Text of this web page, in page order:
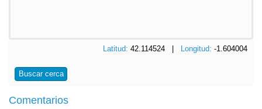
Latitud: 42.114524 | Longitud: -1.604004
Buscar cerca
Comentarios